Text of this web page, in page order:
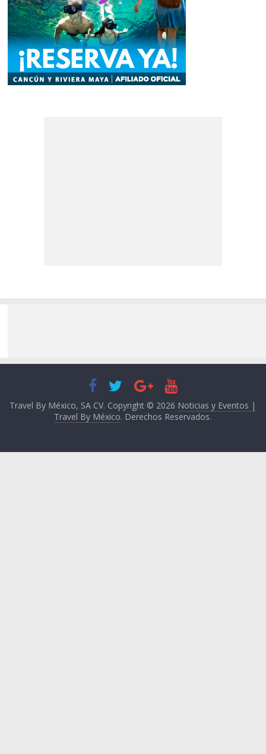
Travel By México, SA CV. Copyright © 2026 Noticias y Eventos |
Travel By México. Derechos Reservados.